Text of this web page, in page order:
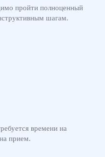
пройти полноценный
шагам.
времени на
прием.